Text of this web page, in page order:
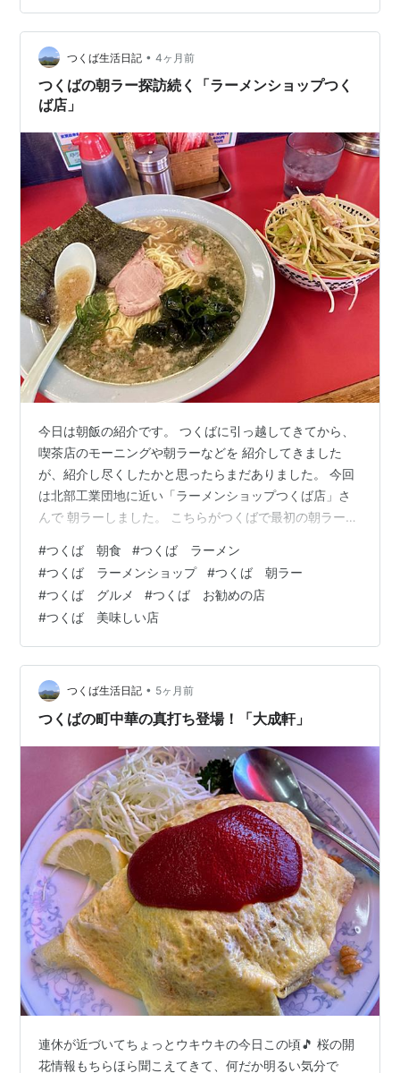
熱々で美味しいです。量も私にはちょうど良い感じ🎵 そ
してお待ちかねのラーメンが…
つくば生活日記 • 4ヶ月前
つくばの朝ラー探訪続く「ラーメンショップつく
ば店」
今日は朝飯の紹介です。 つくばに引っ越してきてから、
喫茶店のモーニングや朝ラーなどを 紹介してきました
が、紹介し尽くしたかと思ったらまだありました。 今回
は北部工業団地に近い「ラーメンショップつくば店」さ
んで 朝ラーしました。 こちらがつくばで最初の朝ラーし
飯、モーニングの定義は7時に食べれること。 たまに8時
開店の店にも行きますが、早いのが条件です。 早朝7時
前に到着。すでに2名のお客さんが車で待機。開店と同時
に店内へ。 店内はカウンターとテーブル席があります。
お冷やはセルフです。 朝ラーのお得なセットメニュー。
ネギ丼セットの「朝ラーB」…
#つくば 朝食 #つくば ラーメン
#つくば ラーメンショップ #つくば 朝ラー
#つくば グルメ #つくば お勧めの店
#つくば 美味しい店
つくば生活日記 • 5ヶ月前
つくばの町中華の真打ち登場！「大成軒」
連休が近づいてちょっとウキウキの今日この頃🎵 桜の開
花情報もちらほら聞こえてきて、何だか明るい気分で